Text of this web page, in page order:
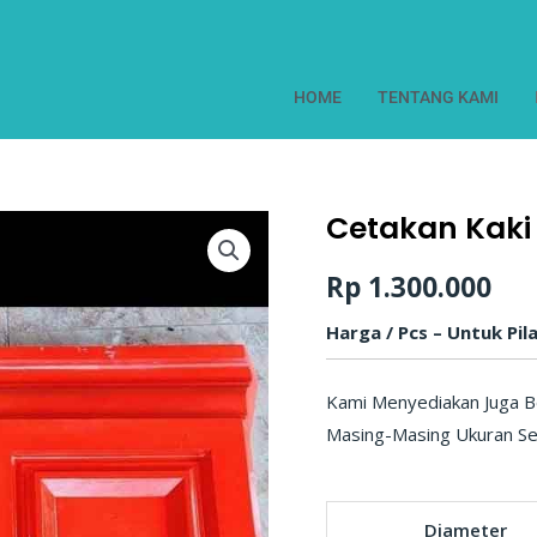
HOME TENTANG KAMI
Cetakan
Rp 1.300.000
Harga / Pcs – Untuk
Kami Menyediakan Juga
Masing-Masing Ukuran
Diameter
Kuantitas
Kaki
Pilar